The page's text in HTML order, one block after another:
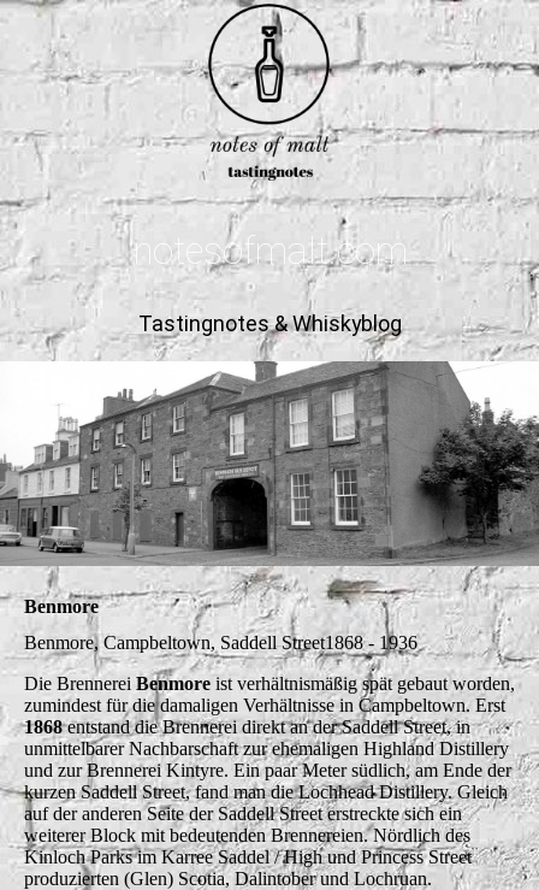
notesofmalt.com
Tastingnotes & Whiskyblog
Benmore
Benmore, Campbeltown, Saddell Street1868 - 1936
Die Brennerei Benmore ist verhältnismäßig spät gebaut worden,
zumindest für die damaligen Verhältnisse in Campbeltown. Erst
1868entstand die Brennerei direkt an der Saddell Street, in
unmittelbarer Nachbarschaft zur ehemaligen Highland Distillery
und zur Brennerei Kintyre. Ein paar Meter südlich, am Ende der
kurzen Saddell Street, fand man die Lochhead Distillery. Gleich
auf der anderen Seite der Saddell Street erstreckte sich ein
weiterer Block mit bedeutenden Brennereien. Nördlich des
Kinloch Parks im Karree Saddel / High und Princess Street
produzierten (Glen) Scotia, Dalintober und Lochruan.